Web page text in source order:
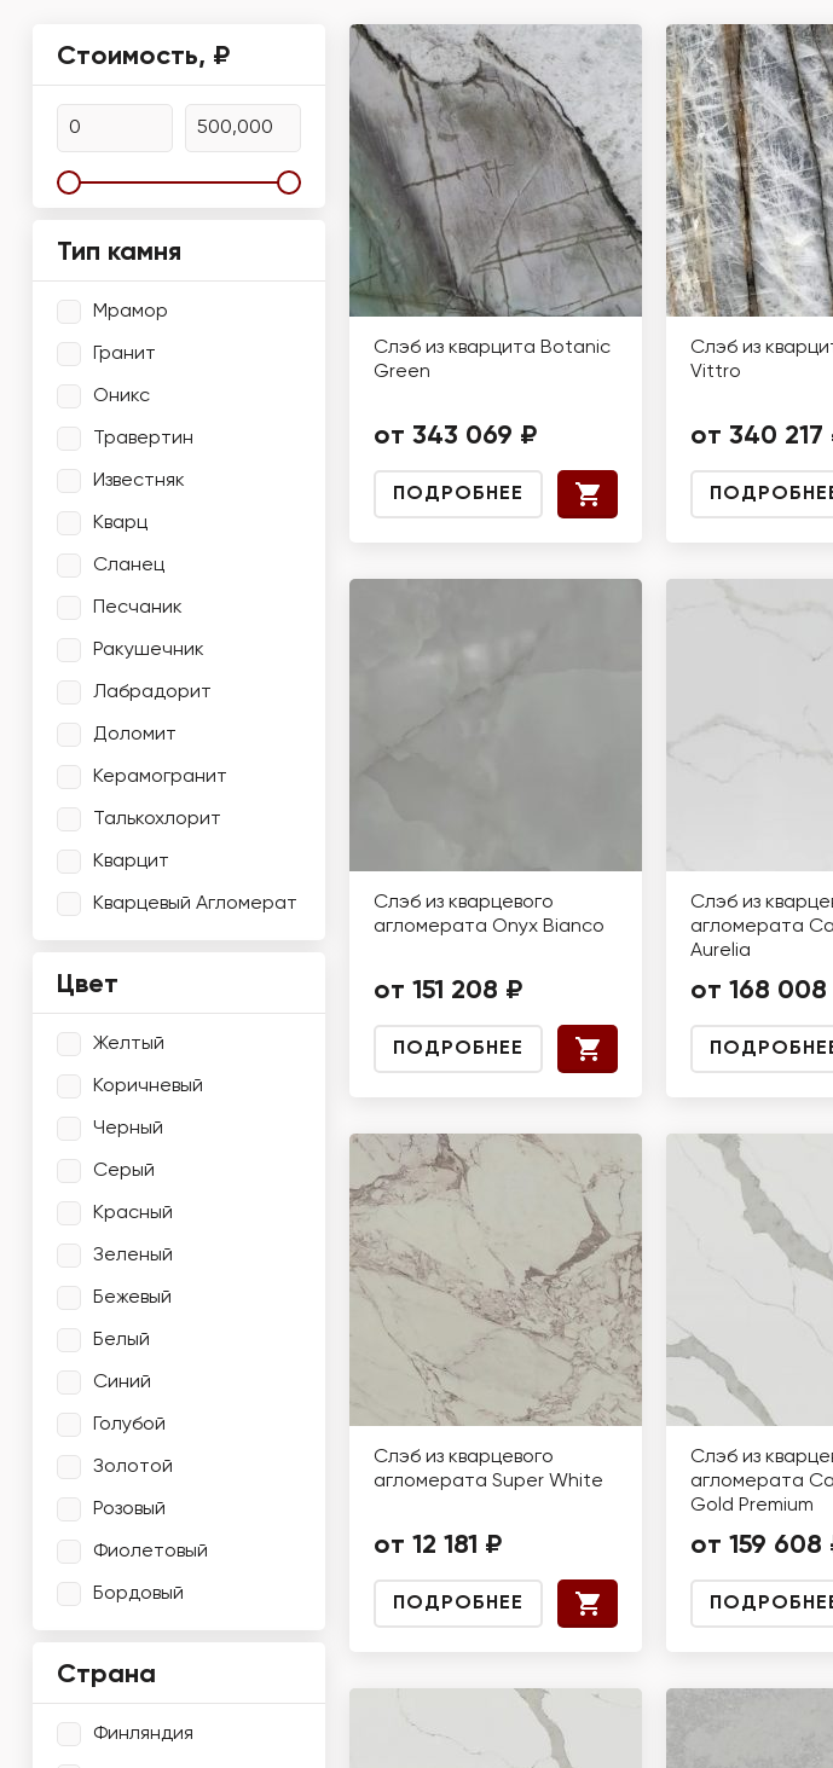
Слэб из кварцита Botanic
Green
от 343 069 ₽
ПОДРОБНЕЕ
Слэб из
Vittro
от 340 217
Слэб из кварцевого
агломерата Onyx Bianco
от 151 208 ₽
ПОДРОБНЕЕ
Слэб из
агломерата
Aurelia
от 168
Слэб из кварцевого
агломерата Super White
от 12 181 ₽
ПОДРОБНЕЕ
Слэб из
агломерата
Gold Premium
от 159 608
Стоимость, ₽
Тип камня
Мрамор
Гранит
Оникс
Травертин
Известняк
Кварц
Сланец
Песчаник
Ракушечник
Лабрадорит
Доломит
Керамогранит
Талькохлорит
Кварцит
Кварцевый Агломерат
Цвет
Желтый
Коричневый
Черный
Серый
Красный
Зеленый
Бежевый
Белый
Синий
Голубой
Золотой
Розовый
Фиолетовый
Бордовый
Страна
Финляндия